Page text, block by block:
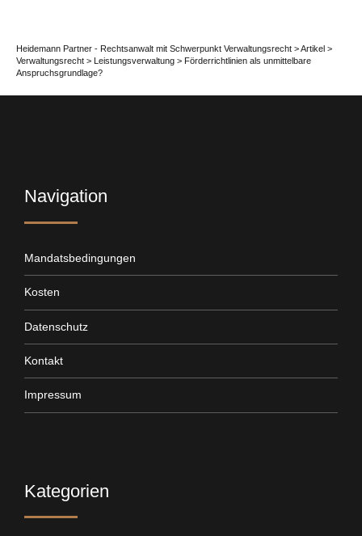
Heidemann Partner - Rechtsanwalt mit Schwerpunkt Verwaltungsrecht >Artikel >
Verwaltungsrecht > Leistungsverwaltung > Förderrichtlinien als unmittelbare
Anspruchsgrundlage?
Navigation
Mandatsbedingungen
Kosten
Datenschutz
Kontakt
Impressum
Kategorien